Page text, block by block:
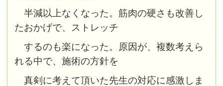
半減以上なくなった。筋肉の硬さも改善し
たおかげで、ストレッチ
するのも楽になった。原因が、複数考えら
れる中で、施術の方針を
真剣に考え て頂いた先生の対応に感激しま